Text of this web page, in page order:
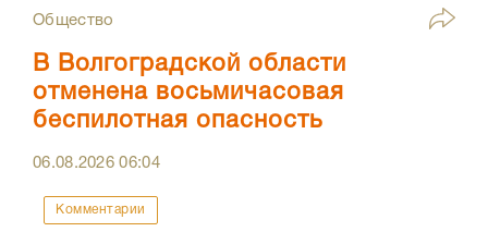
Общество
В Волгоградской области
отменена восьмичасовая
беспилотная опасность
06.08.202606:04
Комментарии